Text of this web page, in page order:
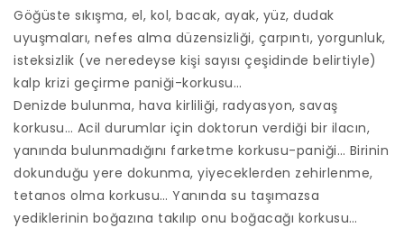
Göğüste sıkışma, el, kol, bacak, ayak, yüz, dudak
uyuşmaları, nefes alma düzensizliği, çarpıntı, yorgunluk,
isteksizlik (ve neredeyse kişi sayısı çeşidinde belirtiyle)
kalp krizi geçirme paniği-korkusu…
Denizde bulunma, hava kirliliği, radyasyon, savaş
korkusu… Acil durumlar için doktorun verdiği bir ilacın,
yanında bulunmadığını farketme korkusu-paniği… Birinin
dokunduğu yere dokunma, yiyeceklerden zehirlenme,
tetanos olma korkusu… Yanında su taşımazsa
yediklerinin boğazına takılıp onu boğacağı korkusu…